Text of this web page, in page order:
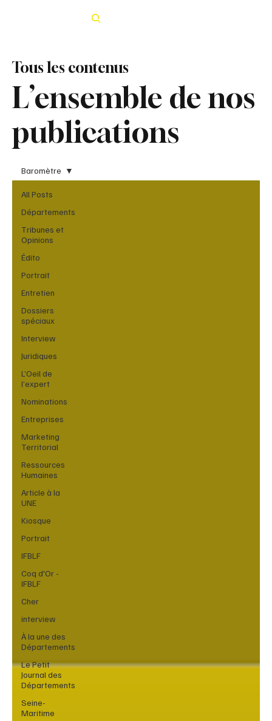
L’ensemble de nos
publications
Tous les contenus
All Posts
Départements
Tribunes et
Opinions
Édito
Portrait
Entretien
Dossiers
spéciaux
Interview
Juridiques
L’Oeil de
l’expert
Nominations
Entreprises
Marketing
Territorial
Ressources
Humaines
Article à la
UNE
Kiosque
Portrait
IFBLF
Coq d'Or -
IFBLF
Cher
interview
À la une des
Départements
Le Petit
Journal des
Départements
Seine-
Maritime
Baromètre